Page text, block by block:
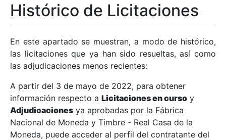
Mostrar/Ocultar
Mostrar/Ocultar
Mostrar/Ocultar
Histórico de Licitaciones
En este apartado se muestran, a modo de histórico,
las licitaciones que ya han sido resueltas, así como
las adjudicaciones menos recientes:
A partir del 3 de mayo de 2022, para obtener
información respecto a Licitaciones en curso y
Adjudicaciones ya aprobadas por la Fábrica
Nacional de Moneda y Timbre - Real Casa de la
Moneda, puede acceder al perfil del contratante del